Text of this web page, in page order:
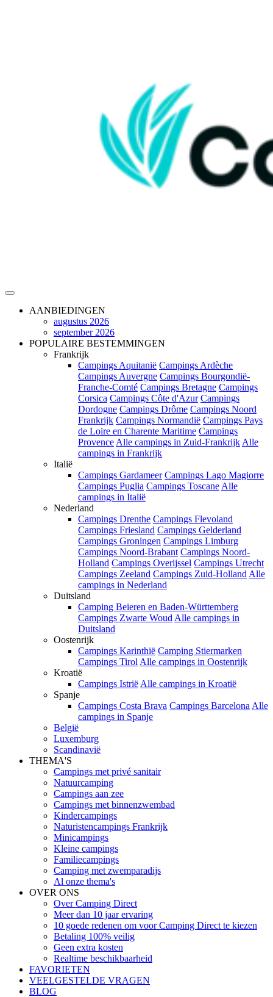
AANBIEDINGEN
augustus 2026
september 2026
POPULAIRE BESTEMMINGEN
Frankrijk
Campings Aquitanië Campings Ardèche
Campings Auvergne Campings Bourgondië-
Franche-Comté Campings Bretagne Campings
Corsica Campings Côte d'Azur Campings
Dordogne Campings Drôme Campings Noord
Frankrijk Campings Normandië Campings Pays
de Loire en Charente Maritime Campings
Provence Alle campings in Zuid-Frankrijk Alle
campings in Frankrijk
Italië
Campings Gardameer Campings Lago Magiorre
Campings Puglia Campings Toscane Alle
campings in Italië
Nederland
Campings Drenthe Campings Flevoland
Campings Friesland Campings Gelderland
Campings Groningen Campings Limburg
Campings Noord-Brabant Campings Noord-
Holland Campings Overijssel Campings Utrecht
Campings Zeeland Campings Zuid-Holland Alle
campings in Nederland
Duitsland
Camping Beieren en Baden-Württemberg
Campings Zwarte Woud Alle campings in
Duitsland
Oostenrijk
Campings Karinthië Camping Stiermarken
Campings Tirol Alle campings in Oostenrijk
Kroatië
Campings Istrië Alle campings in Kroatië
Spanje
Campings Costa Brava Campings Barcelona Alle
campings in Spanje
België
Luxemburg
Scandinavië
THEMA'S
Campings met privé sanitair
Natuurcamping
Campings aan zee
Campings met binnenzwembad
Kindercampings
Naturistencampings Frankrijk
Minicampings
Kleine campings
Familiecampings
Camping met zwemparadijs
Al onze thema's
OVER ONS
Over Camping Direct
Meer dan 10 jaar ervaring
10 goede redenen om voor Camping Direct te kiezen
Betaling 100% veilig
Geen extra kosten
Realtime beschikbaarheid
FAVORIETEN
VEELGESTELDE VRAGEN
BLOG